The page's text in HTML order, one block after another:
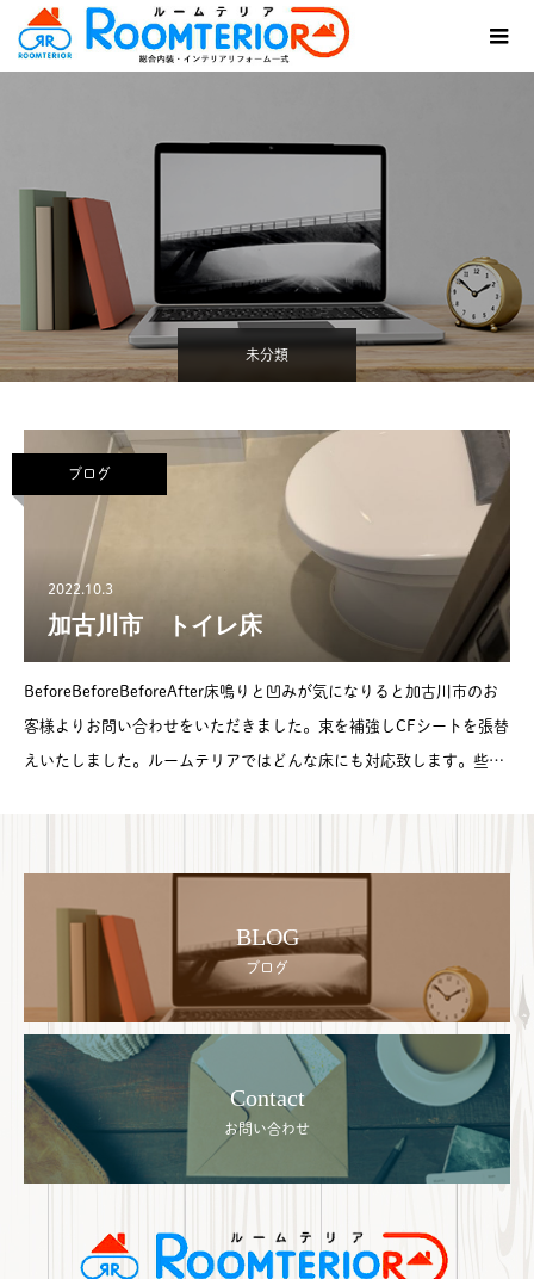
未分類
ブログ
2022.10.3
加古川市 トイレ床
BeforeBeforeBeforeAfter床鳴りと凹みが気になりると加古川市のお
客様よりお問い合わせをいただきました。束を補強しCFシートを張替
えいたしました。ルームテリアではどんな床にも対応致します。些細
BLOG
ブログ
Contact
お問い合わせ